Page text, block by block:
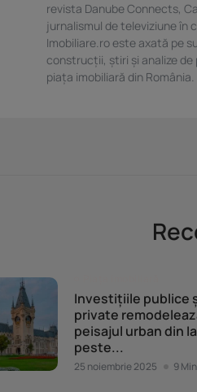
revista Danube Connects,
jurnalismul de televiziune în
Imobiliare.ro este axată pe
construcții, știri și analize
piața imobiliară din
Investițiile publice
private
peisajul urban din
peste...
25 noiembrie 2025 9 Min